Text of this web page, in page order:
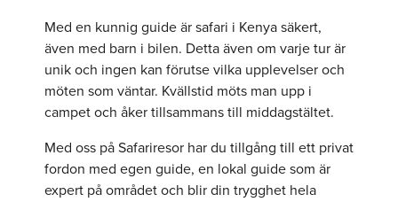
Med en kunnig guide är safari i Kenya säkert,
även med barn i bilen. Detta även om varje tur är
unik och ingen kan förutse vilka upplevelser och
möten som väntar. Kvällstid möts man upp i
campet och åker tillsammans till middagstältet.
Med oss på Safariresor har du tillgång till ett privat
fordon med egen guide, en lokal guide som är
expert på området och blir din trygghet hela